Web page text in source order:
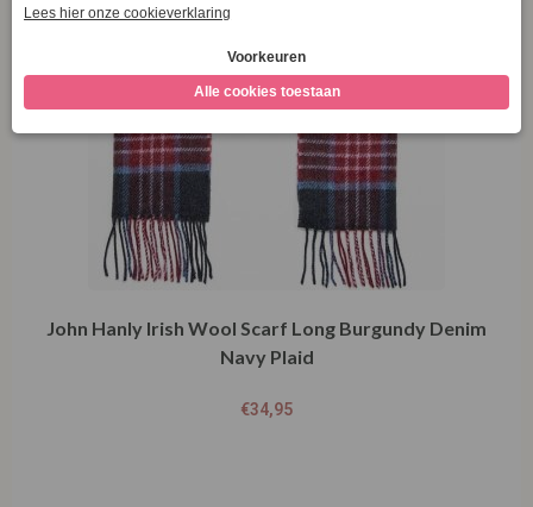
John Hanly Irish Wool Scarf Long Burgundy Denim
Navy Plaid
€34,95